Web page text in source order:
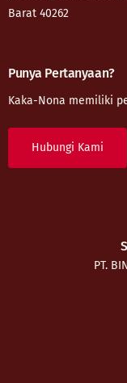
Barat 40262
Punya Pertanyaan?
Kaka-Nona memiliki
Hubungi Kami
PT.